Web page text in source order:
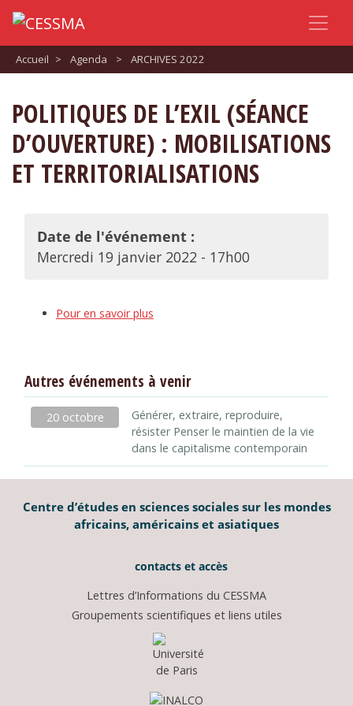
Accueil > Agenda > ARCHIVES 2022
POLITIQUES DE L’EXIL (SÉANCE
D’OUVERTURE) : MOBILISATIONS
ET TERRITORIALISATIONS
Date de l'événement :
Mercredi 19 janvier 2022 - 17h00
Pour en savoir plus
Autres événements à venir
20 octobre
Générer, extraire, reproduire,
résister Penser le maintien de la vie
dans le capitalisme contemporain
Centre d’études en sciences sociales sur les mondes
africains, américains et asiatiques
contacts et accès
Lettres d’Informations du CESSMA
Groupements scientifiques et liens utiles